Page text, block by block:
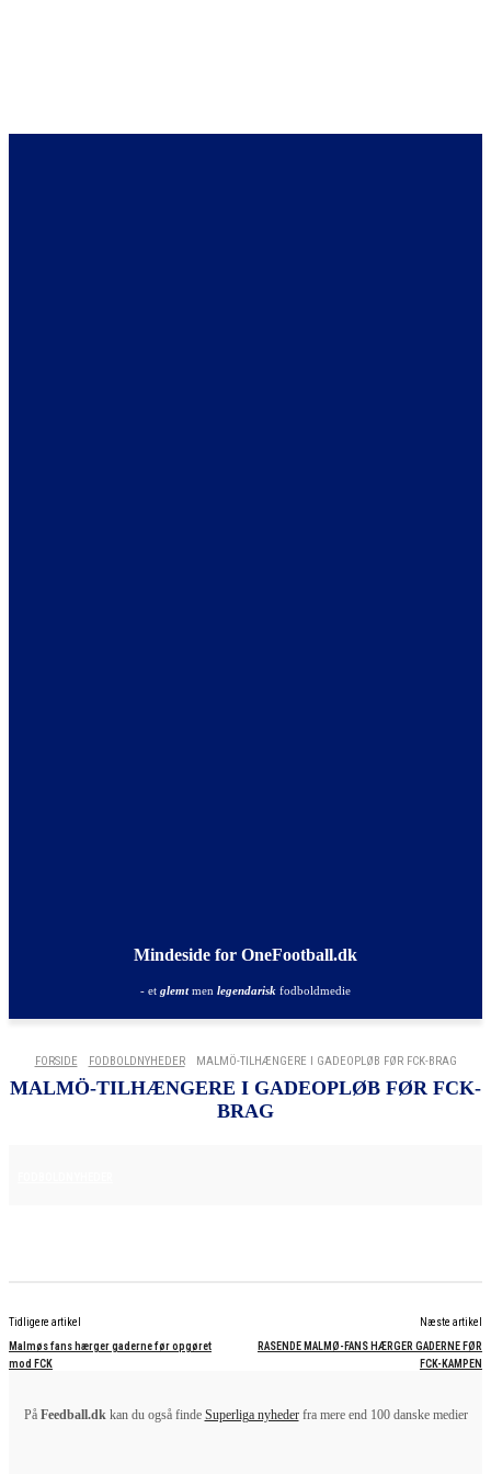
Mindeside for OneFootball.dk
- et glemtmen legendarisk fodboldmedie
FORSIDE FODBOLDNYHEDER MALMÖ-TILHÆNGERE I GADEOPLØB FØR FCK-BRAG
MALMÖ-TILHÆNGERE I GADEOPLØB FØR FCK-
BRAG
Tidligere artikel
Malmøs fans hærger gaderne før opgøret
mod FCK
Næste artikel
RASENDE MALMØ-FANS HÆRGER GADERNE FØR
FCK-KAMPEN
På Feedball.dkkan du også finde Superliga nyhederfra mere end 100 danske medier